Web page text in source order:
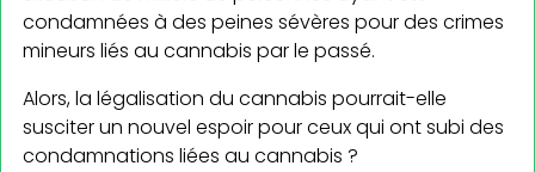
condamnées à des peines sévères pour des crimes
mineurs liés au cannabis par le passé.
Alors, la légalisation du cannabis pourrait-elle
susciter un nouvel espoir pour ceux qui ont subi des
condamnations liées au cannabis ?